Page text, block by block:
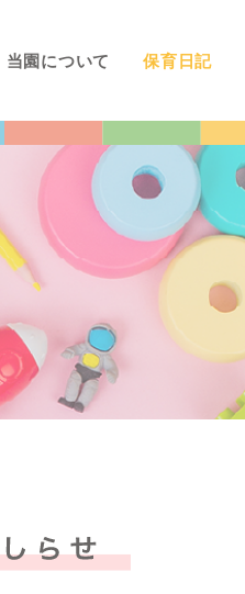
当園について 保育日記